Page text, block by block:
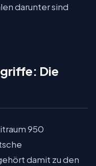
darunter sind
Die
950
damit zu den